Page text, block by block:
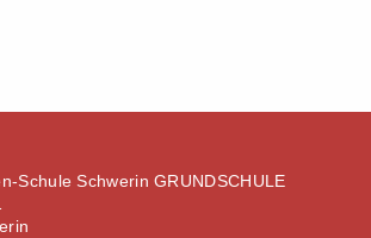
Schule Schwerin GRUNDSCHULE